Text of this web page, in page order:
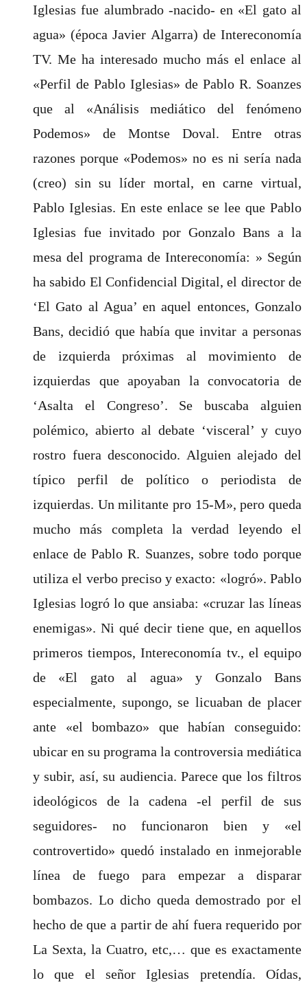
Iglesias fue alumbrado -nacido- en «El gato al
agua» (época Javier Algarra) de Intereconomía
TV. Me ha interesado mucho más el enlace al
«Perfil de Pablo Iglesias» de Pablo R. Soanzes
que al «Análisis mediático del fenómeno
Podemos» de Montse Doval. Entre otras
razones porque «Podemos» no es ni sería nada
(creo) sin su líder mortal, en carne virtual,
Pablo Iglesias. En este enlace se lee que Pablo
Iglesias fue invitado por Gonzalo Bans a la
mesa del programa de Intereconomía: » Según
ha sabido El Confidencial Digital, el director de
‘El Gato al Agua’ en aquel entonces, Gonzalo
Bans, decidió que había que invitar a personas
de izquierda próximas al movimiento de
izquierdas que apoyaban la convocatoria de
‘Asalta el Congreso’. Se buscaba alguien
polémico, abierto al debate ‘visceral’ y cuyo
rostro fuera desconocido. Alguien alejado del
típico perfil de político o periodista de
izquierdas. Un militante pro 15-M», pero queda
mucho más completa la verdad leyendo el
enlace de Pablo R. Suanzes, sobre todo porque
utiliza el verbo preciso y exacto: «logró». Pablo
Iglesias logró lo que ansiaba: «cruzar las líneas
enemigas». Ni qué decir tiene que, en aquellos
primeros tiempos, Intereconomía tv., el equipo
de «El gato al agua» y Gonzalo Bans
especialmente, supongo, se licuaban de placer
ante «el bombazo» que habían conseguido:
ubicar en su programa la controversia mediática
y subir, así, su audiencia. Parece que los filtros
ideológicos de la cadena -el perfil de sus
seguidores- no funcionaron bien y «el
controvertido» quedó instalado en inmejorable
línea de fuego para empezar a disparar
bombazos. Lo dicho queda demostrado por el
hecho de que a partir de ahí fuera requerido por
La Sexta, la Cuatro, etc,… que es exactamente
lo que el señor Iglesias pretendía. Oídas,